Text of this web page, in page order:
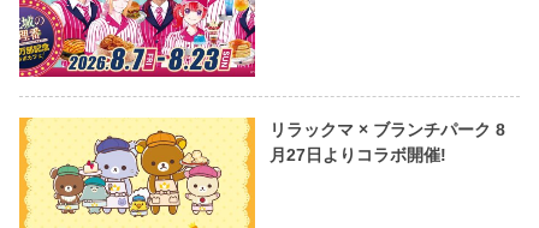
リラックマ × ブランチパーク 8
月27日よりコラボ開催!